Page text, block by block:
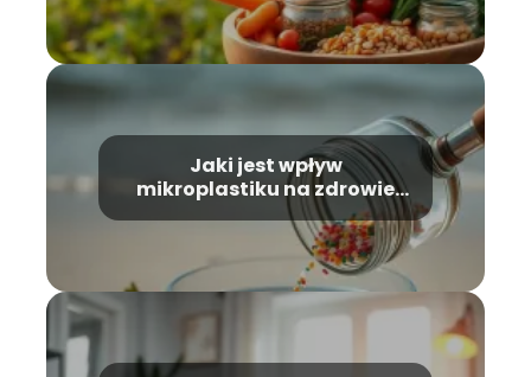
Jaki jest wpływ
mikroplastiku na zdrowie
człowieka i zwierząt?